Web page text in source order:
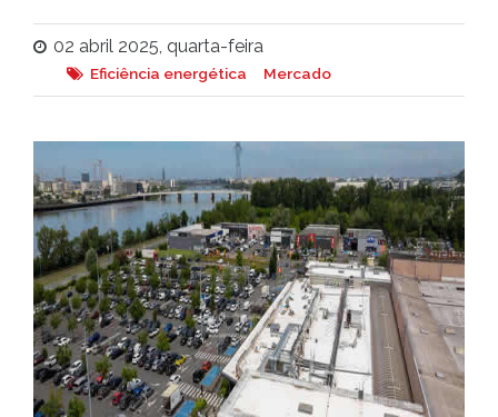
02 abril 2025, quarta-feira
Eficiência energética Mercado